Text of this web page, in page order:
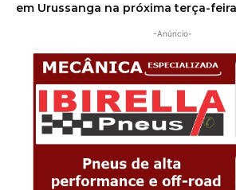
em Urussanga na próxima terça-feira
-Anúncio-